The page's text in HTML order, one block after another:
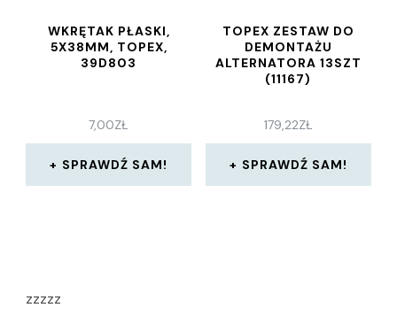
WKRĘTAK PŁASKI,
5X38MM, TOPEX,
39D803
7,00ZŁ
SPRAWDŹ SAM!
TOPEX ZESTAW DO
DEMONTAŻU
ALTERNATORA 13SZT
(11167)
179,22ZŁ
SPRAWDŹ SAM!
zzzzz